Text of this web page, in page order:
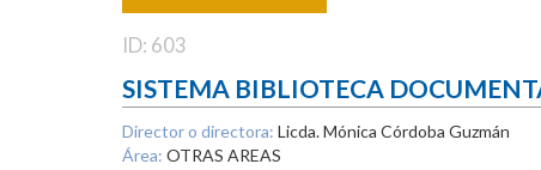
ID: 603
SISTEMA BIBLIOTECA
Director o directora: Licda. Mónica Córdoba Guzmán
Área: OTRAS AREAS